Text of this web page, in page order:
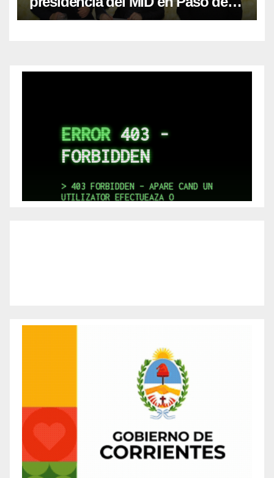
los Libres